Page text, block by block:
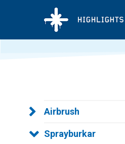
Airbrush
Sprayburkar